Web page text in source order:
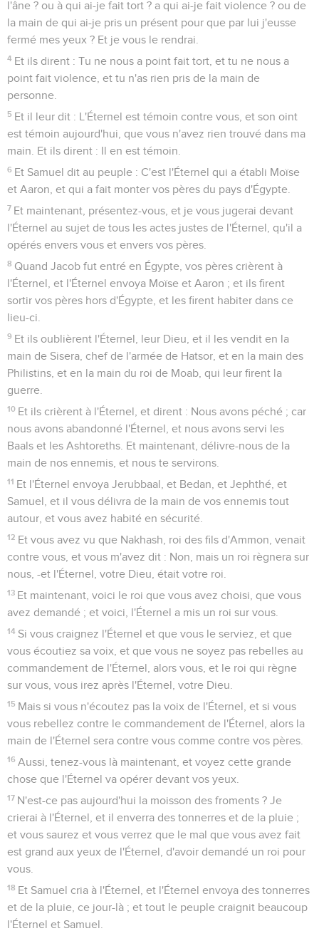
l'âne ? ou à qui ai-je fait tort ? a qui ai-je fait violence ? ou de
la main de qui ai-je pris un présent pour que par lui j'eusse
fermé mes yeux ? Et je vous le rendrai.
4 Et ils dirent : Tu ne nous a point fait tort, et tu ne nous a
point fait violence, et tu n'as rien pris de la main de
personne.
5 Et il leur dit : L'Éternel est témoin contre vous, et son oint
est témoin aujourd'hui, que vous n'avez rien trouvé dans ma
main. Et ils dirent : Il en est témoin.
6 Et Samuel dit au peuple : C'est l'Éternel qui a établi Moïse
et Aaron, et qui a fait monter vos pères du pays d'Égypte.
7 Et maintenant, présentez-vous, et je vous jugerai devant
l'Éternel au sujet de tous les actes justes de l'Éternel, qu'il a
opérés envers vous et envers vos pères.
8 Quand Jacob fut entré en Égypte, vos pères crièrent à
l'Éternel, et l'Éternel envoya Moïse et Aaron ; et ils firent
sortir vos pères hors d'Égypte, et les firent habiter dans ce
lieu-ci.
9 Et ils oublièrent l'Éternel, leur Dieu, et il les vendit en la
main de Sisera, chef de l'armée de Hatsor, et en la main des
Philistins, et en la main du roi de Moab, qui leur firent la
guerre.
10 Et ils crièrent à l'Éternel, et dirent : Nous avons péché ; car
nous avons abandonné l'Éternel, et nous avons servi les
Baals et les Ashtoreths. Et maintenant, délivre-nous de la
main de nos ennemis, et nous te servirons.
11 Et l'Éternel envoya Jerubbaal, et Bedan, et Jephthé, et
Samuel, et il vous délivra de la main de vos ennemis tout
autour, et vous avez habité en sécurité.
12 Et vous avez vu que Nakhash, roi des fils d'Ammon, venait
contre vous, et vous m'avez dit : Non, mais un roi règnera sur
nous, -et l'Éternel, votre Dieu, était votre roi.
13 Et maintenant, voici le roi que vous avez choisi, que vous
avez demandé ; et voici, l'Éternel a mis un roi sur vous.
14 Si vous craignez l'Éternel et que vous le serviez, et que
vous écoutiez sa voix, et que vous ne soyez pas rebelles au
commandement de l'Éternel, alors vous, et le roi qui règne
sur vous, vous irez après l'Éternel, votre Dieu.
15 Mais si vous n'écoutez pas la voix de l'Éternel, et si vous
vous rebellez contre le commandement de l'Éternel, alors la
main de l'Éternel sera contre vous comme contre vos pères.
16 Aussi, tenez-vous là maintenant, et voyez cette grande
chose que l'Éternel va opérer devant vos yeux.
17 N'est-ce pas aujourd'hui la moisson des froments ? Je
crierai à l'Éternel, et il enverra des tonnerres et de la pluie ;
et vous saurez et vous verrez que le mal que vous avez fait
est grand aux yeux de l'Éternel, d'avoir demandé un roi pour
vous.
18 Et Samuel cria à l'Éternel, et l'Éternel envoya des tonnerres
et de la pluie, ce jour-là ; et tout le peuple craignit beaucoup
l'Éternel et Samuel.